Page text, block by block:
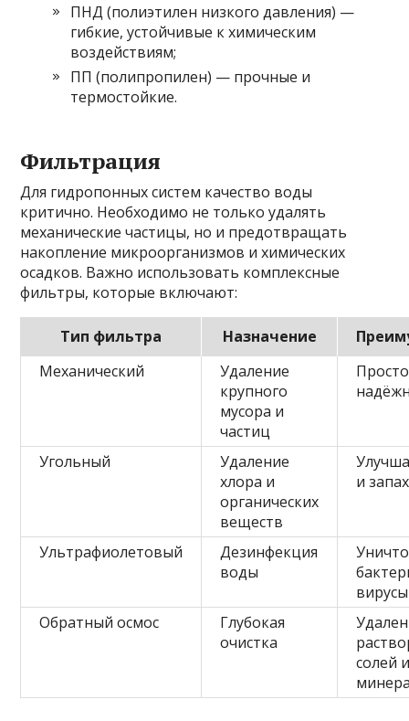
ПНД (полиэтилен низкого давления) —
гибкие, устойчивые к химическим
воздействиям;
ПП (полипропилен) — прочные и
термостойкие.
Фильтрация
Для гидропонных систем качество воды
критично. Необходимо не только удалять
механические частицы, но и предотвращать
накопление микроорганизмов и химических
осадков. Важно использовать комплексные
фильтры, которые включают:
Тип фильтра Назначение
Механический
Удаление
крупного
мусора и
частиц
Угольный
Удаление
хлора и
органических
веществ
и
Ультрафиолетовый
Дезинфекция
воды
вирусы
Обратный осмос
Глубокая
очистка
солей